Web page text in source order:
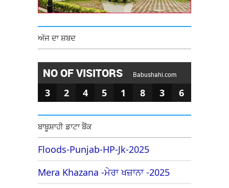
ਅੱਜ ਦਾ ਸ਼ਬਦ
NO OF VISITORS Babushahi.com
3 2 4 5 1 8 3 6
ਬਾਬੂਸ਼ਾਹੀ ਡਾਟਾ ਬੈਂਕ
Floods-Punjab-HP-Jk-2025
Mera Khazana -ਮੇਰਾ ਖਜ਼ਾਨਾ -2025